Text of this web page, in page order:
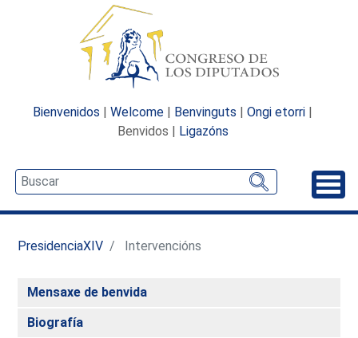
Bienvenidos | Welcome | Benvinguts | Ongi etorri |
Benvidos | Ligazóns
PresidenciaXIV Intervencións
Mensaxe de benvida
Biografía